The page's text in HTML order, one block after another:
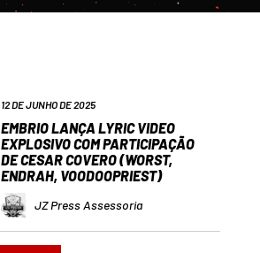
12 DE JUNHO DE 2025
EMBRIO LANÇA LYRIC VIDEO
EXPLOSIVO COM PARTICIPAÇÃO
DE CESAR COVERO (WORST,
ENDRAH, VOODOOPRIEST)
JZ Press Assessoria